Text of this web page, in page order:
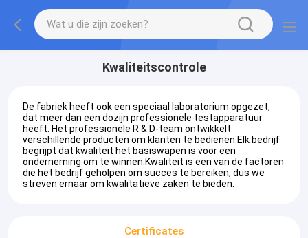
Kwaliteitscontrole
De fabriek heeft ook een speciaal laboratorium opgezet,
dat meer dan een dozijn professionele testapparatuur
heeft. Het professionele R & D-team ontwikkelt
verschillende producten om klanten te bedienen.Elk bedrijf
begrijpt dat kwaliteit het basiswapen is voor een
onderneming om te winnen.Kwaliteit is een van de factoren
die het bedrijf geholpen om succes te bereiken, dus we
streven ernaar om kwalitatieve zaken te bieden.
Certificates